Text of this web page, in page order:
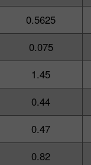
0.5625
0.075
1.45
0.44
0.47
0.82